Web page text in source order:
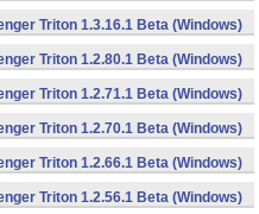
Triton 1.3.16.1 Beta (Windows)
Triton 1.2.80.1 Beta (Windows)
Triton 1.2.71.1 Beta (Windows)
Triton 1.2.70.1 Beta (Windows)
Triton 1.2.66.1 Beta (Windows)
Triton 1.2.56.1 Beta (Windows)